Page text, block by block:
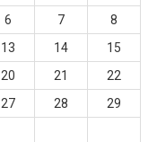
6 7
8
13 14
15
20 21
22
27 28
29